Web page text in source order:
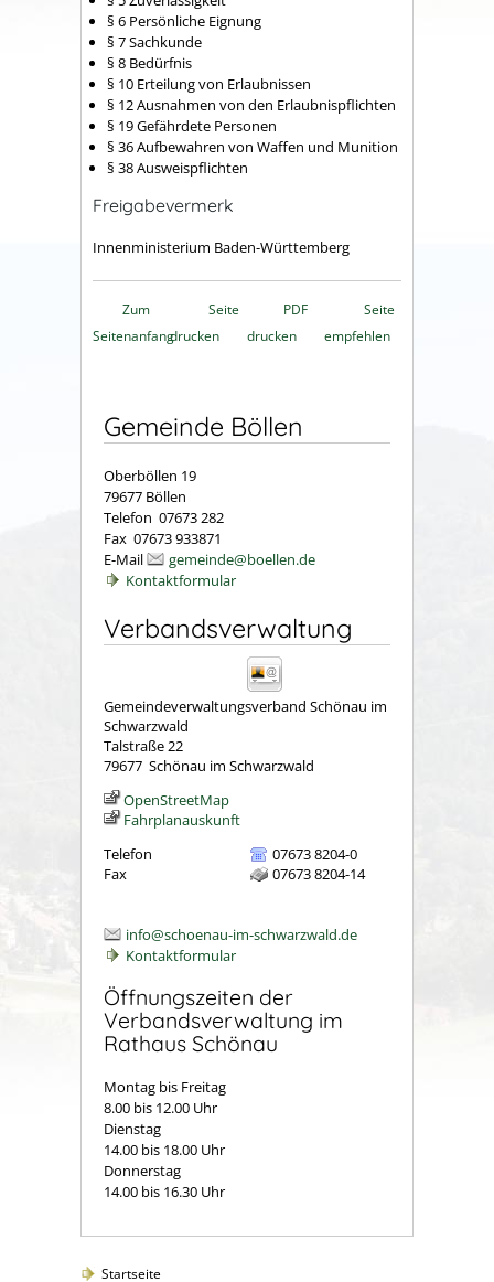
§ 6 Persönliche Eignung
§ 7 Sachkunde
§ 8 Bedürfnis
§ 10 Erteilung von Erlaubnissen
§ 12 Ausnahmen von den Erlaubnispflichten
§ 19 Gefährdete Personen
§ 36 Aufbewahren von Waffen und Munition
§ 38 Ausweispflichten
Freigabevermerk
Innenministerium Baden-Württemberg
Zum
Seitenanfang
Seite
drucken
PDF
drucken
Seite
empfehlen
Gemeinde Böllen
Oberböllen 19
79677 Böllen
Telefon 07673 282
Fax 07673 933871
E-Mail
gemeinde@boellen.de
Kontaktformular
Verbandsverwaltung
Gemeindeverwaltungsverband Schönau im
Schwarzwald
Talstraße 22
79677 Schönau im Schwarzwald
OpenStreetMap
Fahrplanauskunft
Telefon
07673 8204-0
Fax
07673 8204-14
info@schoenau-im-schwarzwald.de
Kontaktformular
Öffnungszeiten der
Verbandsverwaltung im
Rathaus Schönau
Montag bis Freitag
8.00 bis 12.00 Uhr
Dienstag
14.00 bis 18.00 Uhr
Donnerstag
14.00 bis 16.30 Uhr
Startseite